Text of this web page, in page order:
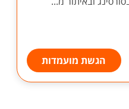
הגשת מועמדות